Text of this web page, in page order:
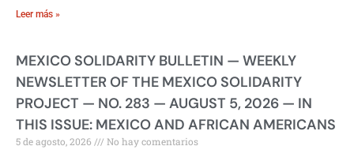
Leer más »
MEXICO SOLIDARITY BULLETIN — WEEKLY
NEWSLETTER OF THE MEXICO SOLIDARITY
PROJECT — NO. 283 — AUGUST 5, 2026 — IN
THIS ISSUE: MEXICO AND AFRICAN AMERICANS
5 de agosto, 2026 No hay comentarios